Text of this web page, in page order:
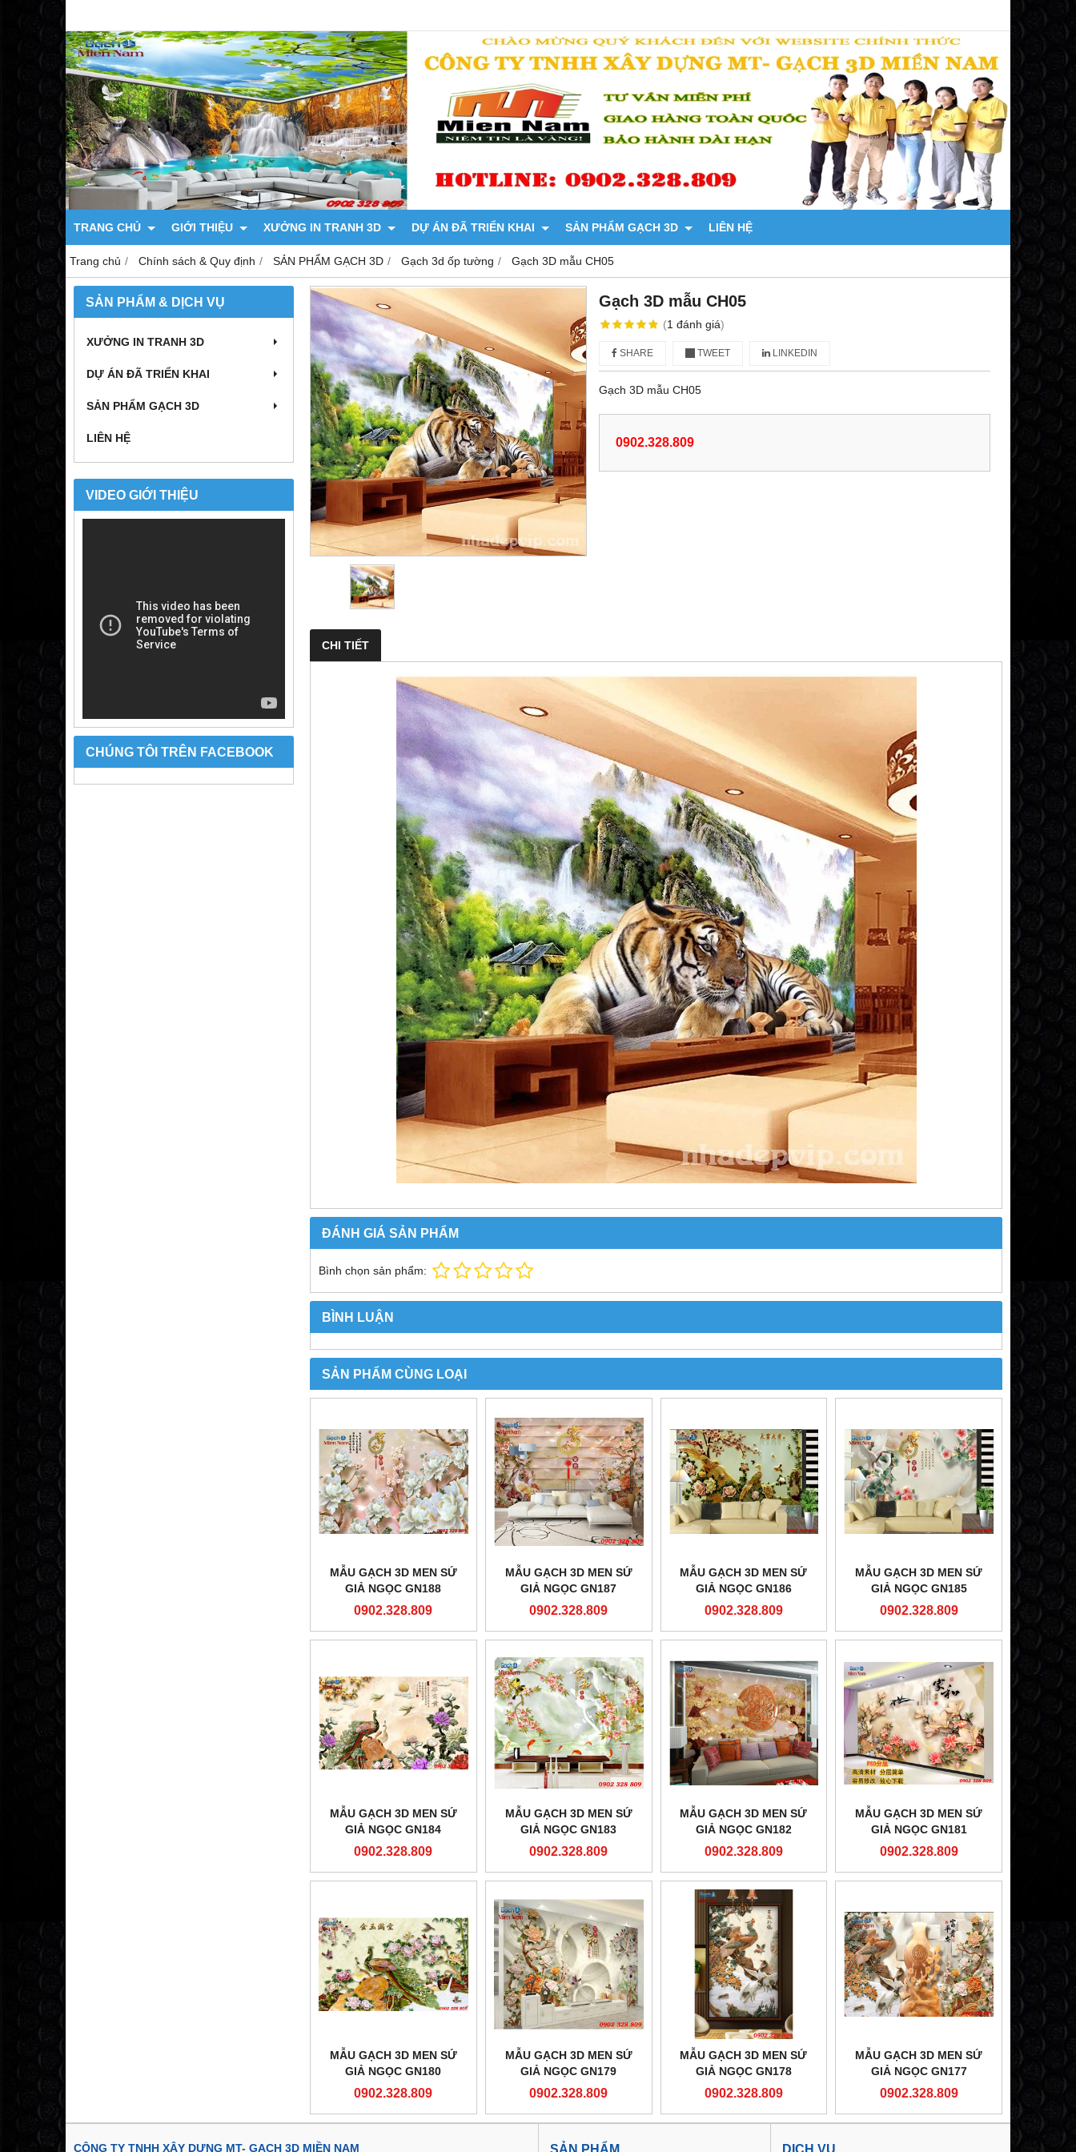
TRANG CHỦ GIỚI THIỆU XƯỞNG IN TRANH 3D DỰ ÁN ĐÃ TRIỂN KHAI SẢN PHẨM GẠCH 3D LIÊN HỆ
Trang chủ Chính sách & Quy định SẢN PHẨM GẠCH 3D Gạch 3d ốp tường Gạch 3D mẫu CH05
SẢN PHẨM & DỊCH VỤ
XƯỞNG IN TRANH 3D
DỰ ÁN ĐÃ TRIỂN KHAI
SẢN PHẨM GẠCH 3D
LIÊN HỆ
VIDEO GIỚI THIỆU
CHÚNG TÔI TRÊN FACEBOOK
Gạch 3D mẫu CH05
(1 đánh giá)
SHARE TWEET LINKEDIN
Gạch 3D mẫu CH05
0902.328.809
CHI TIẾT
ĐÁNH GIÁ SẢN PHẨM
Bình chọn sản phẩm:
BÌNH LUẬN
SẢN PHẨM CÙNG LOẠI
MẪU GẠCH 3D MEN SỨ
GIẢ NGỌC GN188
0902.328.809
MẪU GẠCH 3D MEN SỨ
GIẢ NGỌC GN187
0902.328.809
MẪU GẠCH 3D MEN SỨ
GIẢ NGỌC GN186
0902.328.809
MẪU GẠCH 3D MEN SỨ
GIẢ NGỌC GN185
0902.328.809
MẪU GẠCH 3D MEN SỨ
GIẢ NGỌC GN184
0902.328.809
MẪU GẠCH 3D MEN SỨ
GIẢ NGỌC GN183
0902.328.809
MẪU GẠCH 3D MEN SỨ
GIẢ NGỌC GN182
0902.328.809
MẪU GẠCH 3D MEN SỨ
GIẢ NGỌC GN181
0902.328.809
MẪU GẠCH 3D MEN SỨ
GIẢ NGỌC GN180
0902.328.809
MẪU GẠCH 3D MEN SỨ
GIẢ NGỌC GN179
0902.328.809
MẪU GẠCH 3D MEN SỨ
GIẢ NGỌC GN178
0902.328.809
MẪU GẠCH 3D MEN SỨ
GIẢ NGỌC GN177
0902.328.809
CÔNG TY TNHH XÂY DỰNG MT- GẠCH 3D MIỀN NAM SẢN PHẨM DỊCH VỤ